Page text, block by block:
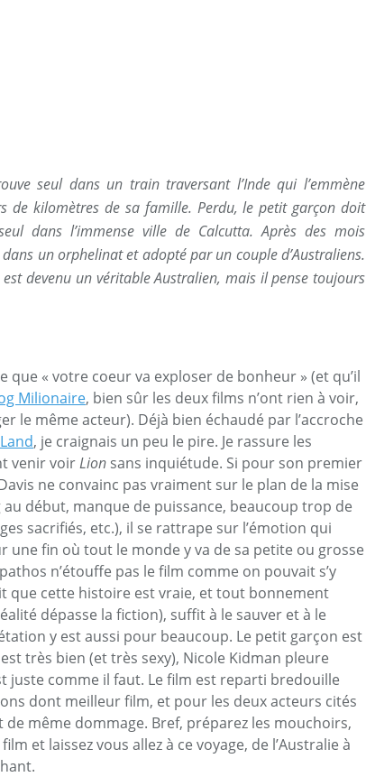
seul dans un train traversant l’Inde qui l’emmène
de kilomètres de sa famille. Perdu, le petit garçon doit
dans l’immense ville de Calcutta. Après des mois
un orphelinat et adopté par un couple d’Australiens.
devenu un véritable Australien, mais il pense toujours
que « votre coeur va exploser de bonheur » (et qu’il
Milionaire, bien sûr les deux films n’ont rien à voir,
le même acteur). Déjà bien échaudé par l’accroche
, je craignais un peu le pire. Je rassure les
venir voirLion sans inquiétude. Si pour son premier
ne convainc pas vraiment sur le plan de la mise
au début, manque de puissance, beaucoup trop de
sacrifiés, etc.), il se rattrape sur l’émotion qui
une fin où tout le monde y va de sa petite ou grosse
n’étouffe pas le film comme on pouvait s’y
que cette histoire est vraie, et tout bonnement
dépasse la fiction), suffit à le sauver et à le
y est aussi pour beaucoup. Le petit garçon est
très bien (et très sexy), Nicole Kidman pleure
juste comme il faut. Le film est reparti bredouille
dont meilleur film, et pour les deux acteurs cités
de même dommage. Bref, préparez les mouchoirs,
et laissez vous allez à ce voyage, de l’Australie à